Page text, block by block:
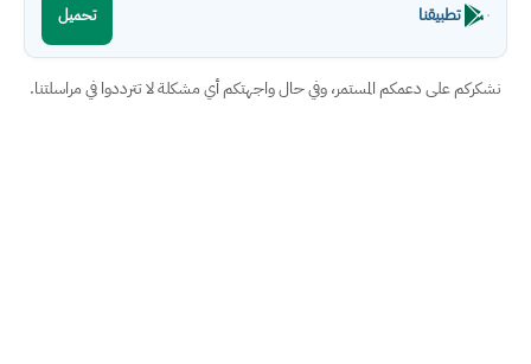
تطبيقنا تحميل
نشكركم على دعمكم المستمر، وفي حال واجهتكم أي مشكلة لا تترددوا في مراسلتنا.